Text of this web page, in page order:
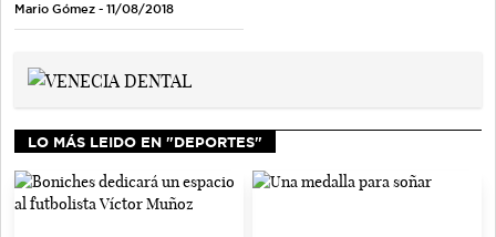
Mario Gómez - 11/08/2018
LO MÁS LEIDO EN "DEPORTES"